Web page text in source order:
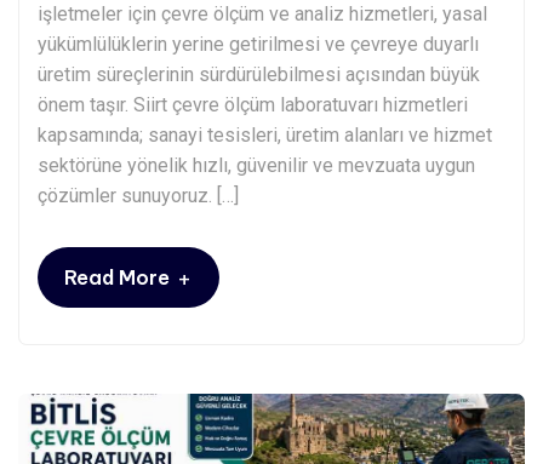
işletmeler için çevre ölçüm ve analiz hizmetleri, yasal
yükümlülüklerin yerine getirilmesi ve çevreye duyarlı
üretim süreçlerinin sürdürülebilmesi açısından büyük
önem taşır. Siirt çevre ölçüm laboratuvarı hizmetleri
kapsamında; sanayi tesisleri, üretim alanları ve hizmet
sektörüne yönelik hızlı, güvenilir ve mevzuata uygun
çözümler sunuyoruz. […]
Read More +